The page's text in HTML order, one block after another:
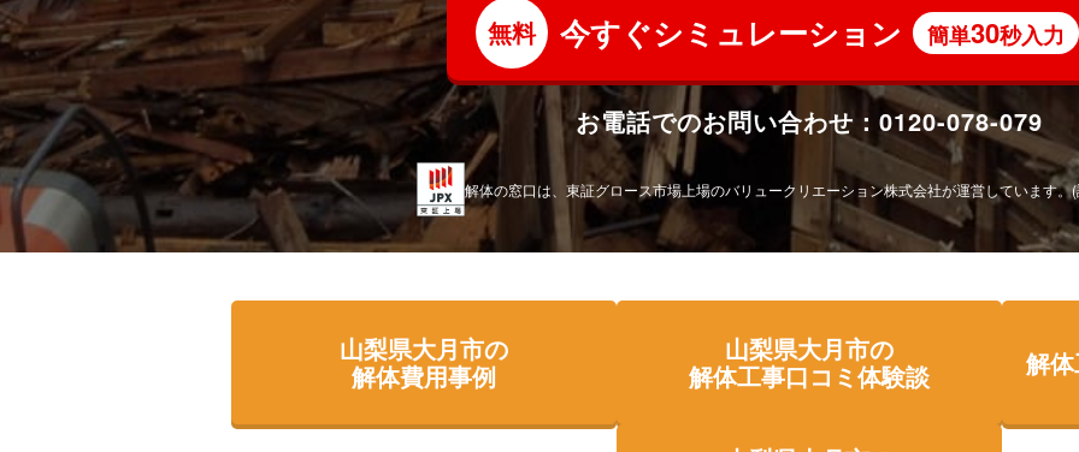
無料 今すぐシミュレーション 簡単30秒入力
お電話でのお問い合わせ： 0120-078-079
解体の窓口は、東証グロース市場上場のバリュークリエーション株式会社が運営しています。
山梨県大月市の
解体費用事例
山梨県大月市の
解体工事口コミ体験談 解